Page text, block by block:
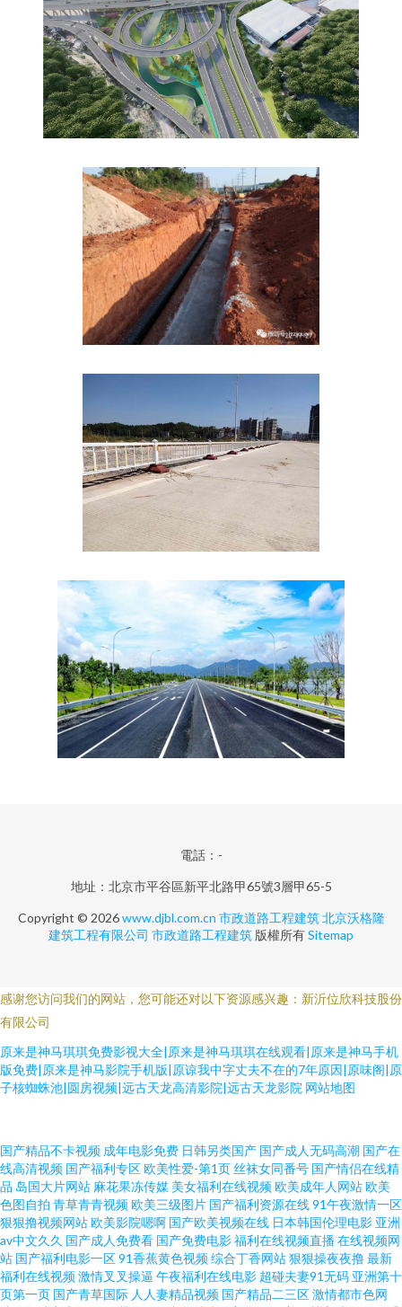
電話：-
地址：北京市平谷區新平北路甲65號3層甲65-5
Copyright © 2026www.djbl.com.cn 市政道路工程建筑 北京沃格隆
建筑工程有限公司 市政道路工程建筑 版權所有Sitemap
感谢您访问我们的网站，您可能还对以下资源感兴趣：新沂位欣科技股份
有限公司
原来是神马琪琪免费影视大全|原来是神马琪琪在线观看|原来是神马手机
版免费|原来是神马影院手机版|原谅我中字丈夫不在的7年原因|原味阁|原
子核蜘蛛池|圆房视频|远古天龙高清影院|远古天龙影院 网站地图
91TV免费 AV熟女 豆花AⅤ 91蜜桃臀 精品久久卡 午夜剧院 女人的天堂网 国产
精品久久www 91社区海角 欧美日韩a 亚洲夜情情网 欧美社福利在线 黄色亚
洲免费观看 aV电影资源站在线 亚洲国产精品自拍第18页 国产一区91在线 国
产第一页啪 爱爱综合 91看片网站下载 欧美黄色电影一级片a片 中文字幕第一
国产精品不卡视频 成年电影免费 日韩另类国产 国产成人无码高潮 国产在
线高清视频 国产福利专区欧美性爱-第1页丝袜女同番号 国产情侣在线精
品 岛国大片网站 麻花果冻传媒 美女福利在线视频欧美成年人网站欧美
色图自拍 青草青青视频欧美三级图片 国产福利资源在线91午夜激情一区
狠狠撸视频网站欧美影院嗯啊 国产欧美视频在线 日本韩国伦理电影 亚洲
av中文久久 国产成人免费看 国产免费电影福利在线视频直播在线视频网
站 国产福利电影一区91香蕉黄色视频综合丁香网站狠狠操夜夜撸最新
福利在线视频激情叉叉操逼 午夜福利在线电影 超碰夫妻91无码 亚洲第十
页第一页 国产青草国际 人人妻精品视频 国产精品二三区激情都市色网